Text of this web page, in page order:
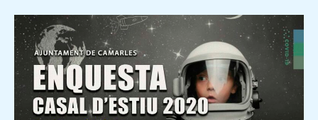
SONDEIG
CASAL
D’ESTIU
2020